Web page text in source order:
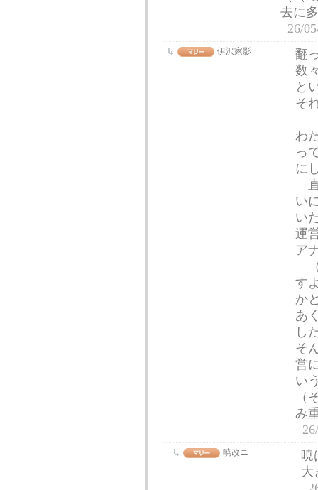
去に
26/
伊沢家影
翻
数
と
そ
わ
っ
に
直
い
い
運
ア
（
す
か
あ
し
そ
営
い
（
み
暁改ニ
暁
大